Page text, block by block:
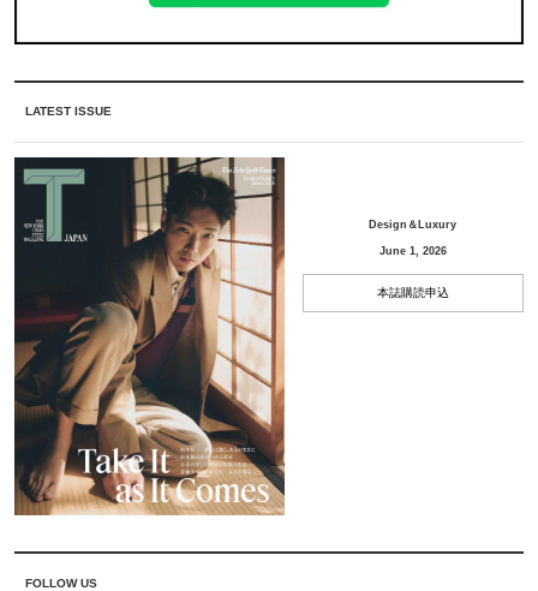
LATEST ISSUE
Design＆Luxury
June 1, 2026
本誌購読申込
FOLLOW US